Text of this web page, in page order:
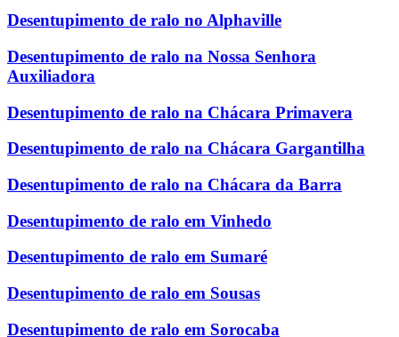
Desentupimento de ralo no Alphaville
Desentupimento de ralo na Nossa Senhora
Auxiliadora
Desentupimento de ralo na Chácara Primavera
Desentupimento de ralo na Chácara Gargantilha
Desentupimento de ralo na Chácara da Barra
Desentupimento de ralo em Vinhedo
Desentupimento de ralo em Sumaré
Desentupimento de ralo em Sousas
Desentupimento de ralo em Sorocaba